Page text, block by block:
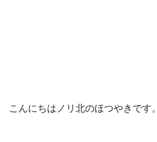
こんにちはノリ北のほつやきです。